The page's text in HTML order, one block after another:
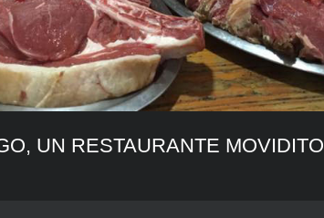
UN RESTAURANTE MOVIDITO